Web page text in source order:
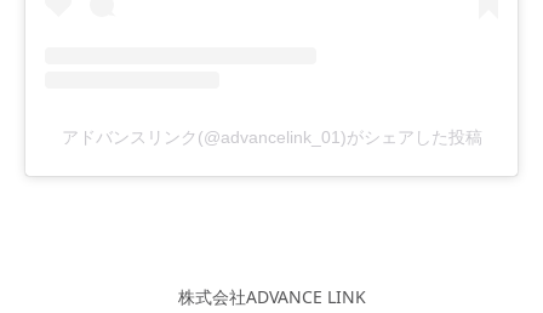
アドバンスリンク(@advancelink_01)がシェアした投稿
株式会社ADVANCE LINK